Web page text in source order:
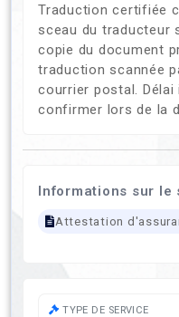
Traduction certifiée
sceau du traducteur
copie du document
traduction scannée
courrier postal.
confirmer lors de la
Informations sur le
Attestation
TYPE DE SERVICE